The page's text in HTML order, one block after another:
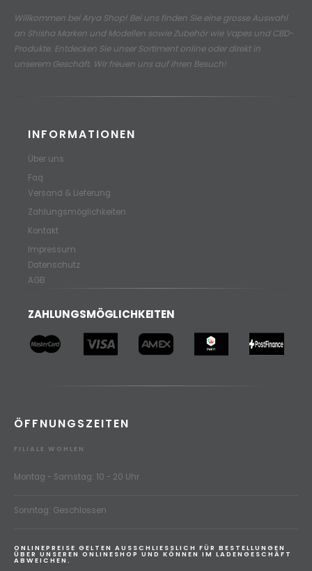
Willkommen bei Arya Shop! Bei uns finden Sie eine grosse Auswahl
an Shisha Marken und Modellen sowie Zubehör wie Vapes und CBD-
Produkte. Entdecken Sie unser Sortiment online oder direkt in
unserem Geschäft. Wir freuen uns auf Ihren Besuch!
INFORMATIONEN
Über uns
Faq
Versand & Lieferung
Zahlungsmöglichkeiten
Kontakt
Impressum
Datenschutz
AGB
ZAHLUNGSMÖGLICHKEITEN
ÖFFNUNGSZEITEN
FILIALE WOHLEN
Montag - Samstag: 10 - 20 Uhr
Sonntag: Geschlossen
ONLINEPREISE GELTEN AUSSCHLIESSLICH FÜR BESTELLUNGEN
ÜBER UNSEREN ONLINESHOP UND KÖNNEN IM LADENGESCHÄFT
ABWEICHEN.